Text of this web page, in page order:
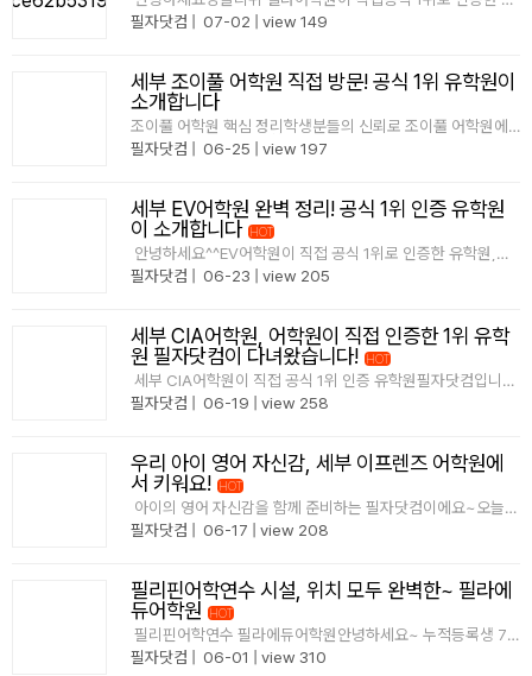
학원,필자닷컴입니다:)필자닷컴은 2025년잉글리쉬 펠라 등
록생 1위를 기록하며, 어학원으로부터 공식 인증을 받았습니
필자닷컴 07-02 view 149
세부 조이풀 어학원 직접 방문! 공식 1위 유학원이
소개합니다
조이풀 어학원 핵심 정리학생분들의 신뢰로 조이풀 어학원에
서 직접 공식으로 인증한 1위 유학원, 필자닷컴입니다1등 유학
원 상장학생분들의 꾸준한 선택과 신뢰를 바탕으로,필자닷컴
필자닷컴 06-25 view 197
세부 EV어학원 완벽 정리! 공식 1위 인증 유학원
이 소개합니다 HOT
안녕하세요^^EV어학원이 직접 공식 1위로 인증한 유학원,필
자닷컴입니다 많은 곳에서 1위라는 표현을 사용하지만진짜 의
미 있는 1위는어학원이 직접 인정한 결과라고 생각합니다​수많
필자닷컴 06-23 view 205
세부 CIA어학원, 어학원이 직접 인증한 1위 유학
원 필자닷컴이 다녀왔습니다! HOT
세부 CIA어학원이 직접 공식 1위 인증 유학원필자닷컴입니다
^^"1위"는 스스로 정하는 게 아닙니다진짜 1위는 어학원이 직
접 확인한데이터로 증명됩니다! CIA 어학원 학생 가장 많이 보
필자닷컴 06-19 view 258
우리 아이 영어 자신감, 세부 이프렌즈 어학원에
서 키워요! HOT
아이의 영어 자신감을 함께 준비하는 필자닷컴이에요~오늘은
가족/주니어 전문 어학원인 세부 이프렌즈 어학원을 소개해 드
립니다이번에 저희가 어학원에 직접 방문했는데요 원장님과
필자닷컴 06-17 view 208
필리핀어학연수 시설, 위치 모두 완벽한~ 필라에
듀어학원
HOT
필리핀어학연수 필라에듀어학원안녕하세요~ 누적등록생 7
만명 돌파필자닷컴입니다!어학원을 선택하실 때 가장 중요하
게고려하시는 부분이 바로시설과 주변 접근성일 텐데요~오늘
필자닷컴 06-01 view 310